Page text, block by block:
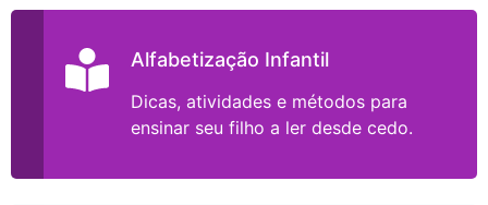
Alfabetização Infantil
Dicas, atividades e métodos para
ensinar seu filho a ler desde cedo.